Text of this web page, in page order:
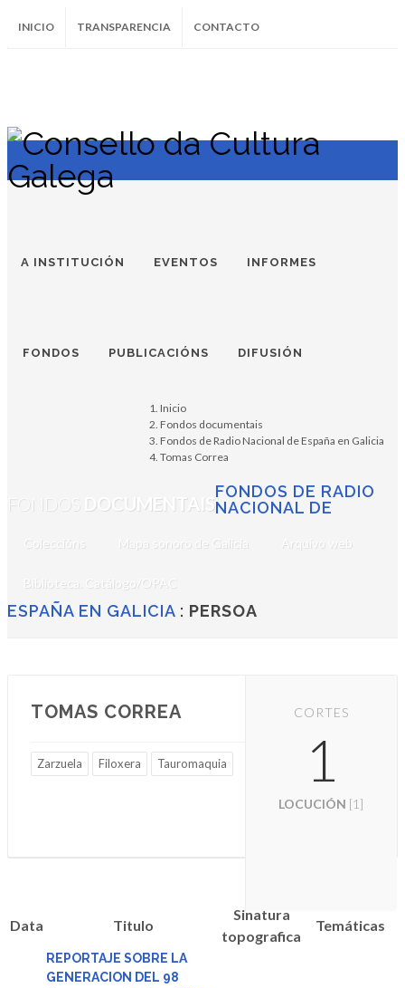
INICIO TRANSPARENCIA CONTACTO
InstagramFacebookTwitter Soundcloud
Youtube
A INSTITUCIÓN EVENTOS INFORMES
FONDOS PUBLICACIÓNS DIFUSIÓN
FONDOS DOCUMENTAIS
Coleccións Mapa sonoro de Galicia Arquivo web
Biblioteca. Catálogo/OPAC
FONDOS DE RADIO
NACIONAL DE
ESPAÑA EN GALICIA : PERSOA
Inicio
Fondos documentais
Fondos de Radio Nacional de España en Galicia
Tomas Correa
TOMAS CORREA
Zarzuela Filoxera Tauromaquia
CORTES
1
LOCUCIÓN [1]
Data Titulo
Sinatura
topografica
Temáticas
REPORTAJE SOBRE LA
GENERACION DEL 98